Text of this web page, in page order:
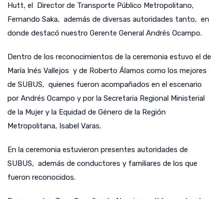
Hutt, el Director de Transporte Público Metropolitano,
Fernando Saka, además de diversas autoridades tanto, en
donde destacó nuestro Gerente General Andrés Ocampo.
Dentro de los reconocimientos de la ceremonia estuvo el de
María Inés Vallejos y de Roberto Álamos como los mejores
de SUBUS, quienes fueron acompañados en el escenario
por Andrés Ocampo y por la Secretaria Regional Ministerial
de la Mujer y la Equidad de Género de la Región
Metropolitana, Isabel Varas.
En la ceremonia estuvieron presentes autoridades de
SUBUS, además de conductores y familiares de los que
fueron reconocidos.